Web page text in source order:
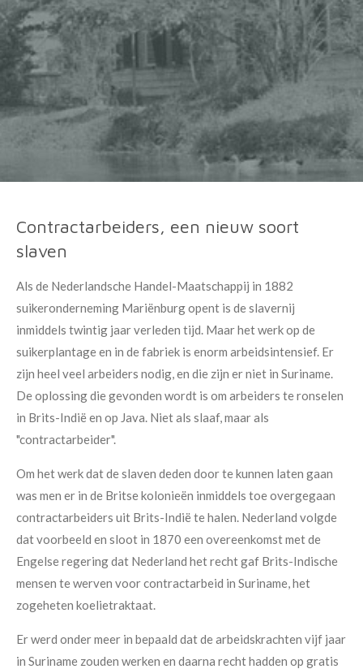
Contractarbeiders, een nieuw soort
slaven
Als de Nederlandsche Handel-Maatschappij in 1882
suikeronderneming Mariënburg opent is de slavernij
inmiddels twintig jaar verleden tijd. Maar het werk op de
suikerplantage en in de fabriek is enorm arbeidsintensief. Er
zijn heel veel arbeiders nodig, en die zijn er niet in Suriname.
De oplossing die gevonden wordt is om arbeiders te ronselen
in Brits-Indië en op Java. Niet als slaaf, maar als
"contractarbeider".
Om het werk dat de slaven deden door te kunnen laten gaan
was men er in de Britse kolonieën inmiddels toe overgegaan
contractarbeiders uit Brits-Indië te halen. Nederland volgde
dat voorbeeld en sloot in 1870 een overeenkomst met de
Engelse regering dat Nederland het recht gaf Brits-Indische
mensen te werven voor contractarbeid in Suriname, het
zogeheten koelietraktaat.
Er werd onder meer in bepaald dat de arbeidskrachten vijf jaar
in Suriname zouden werken en daarna recht hadden op gratis